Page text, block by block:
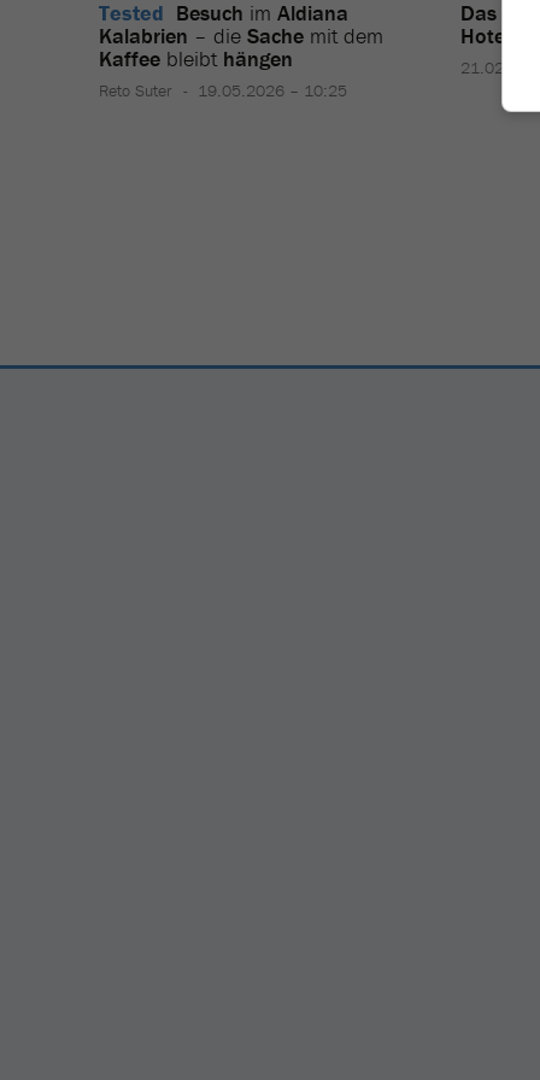
Tested Besuch im Aldiana
Kalabrien – die Sache mit dem
Kaffee bleibt hängen
Reto Suter 19.05.2026 – 10:25
Das